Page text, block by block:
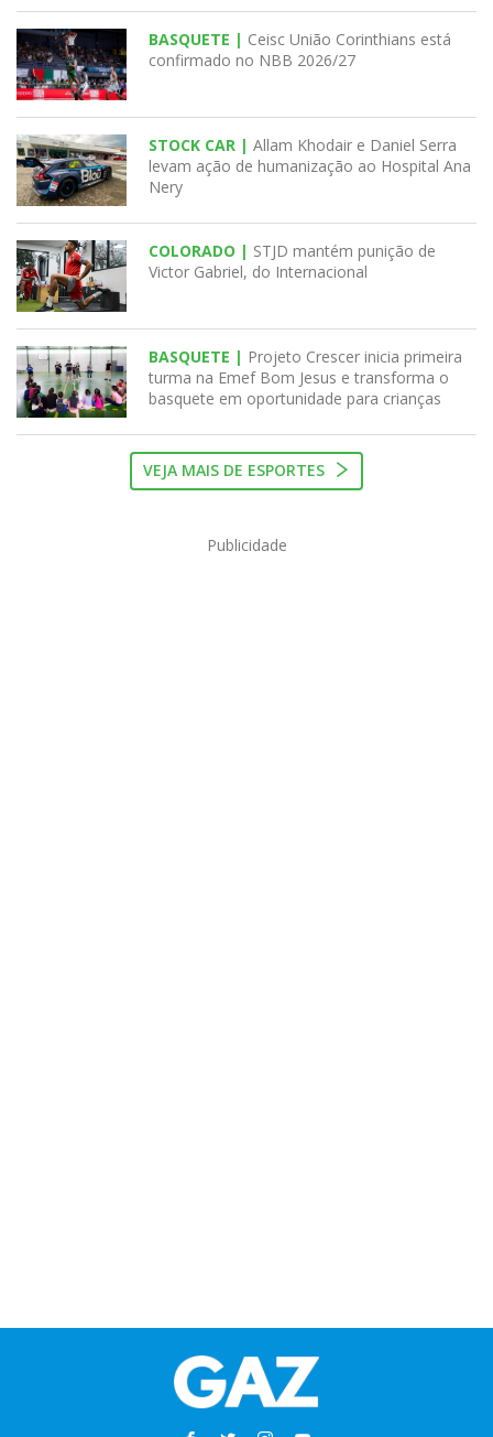
BASQUETE | Ceisc União Corinthians está
confirmado no NBB 2026/27
STOCK CAR | Allam Khodair e Daniel Serra
levam ação de humanização ao Hospital Ana
Nery
COLORADO | STJD mantém punição de
Victor Gabriel, do Internacional
BASQUETE | Projeto Crescer inicia primeira
turma na Emef Bom Jesus e transforma o
basquete em oportunidade para crianças
VEJA MAIS DE ESPORTES
Publicidade